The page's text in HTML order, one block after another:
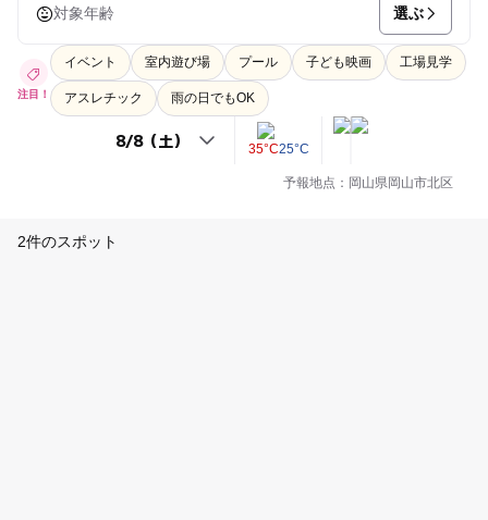
対象年齢 選ぶ
注目！
イベント 室内遊び場 プール 子ども映画 工場見学
アスレチック 雨の日でもOK
35°C25°C
予報地点：岡山県岡山市北区
2件のスポット